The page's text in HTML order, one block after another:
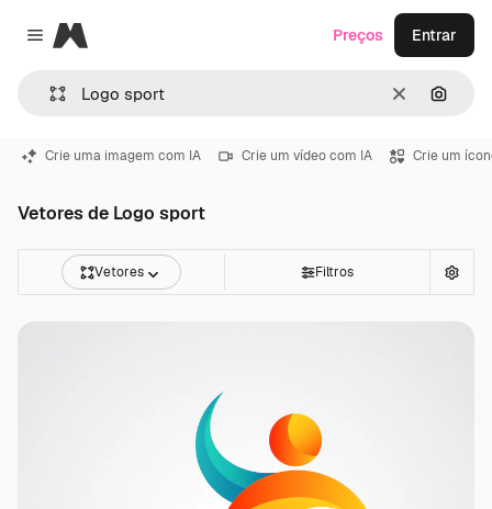
Close menu
Magnific
Limpar
Preços Entrar
Crie uma imagem com IA Crie um vídeo com IA Crie um
Vetores de Logo sport
Vetores Filtros